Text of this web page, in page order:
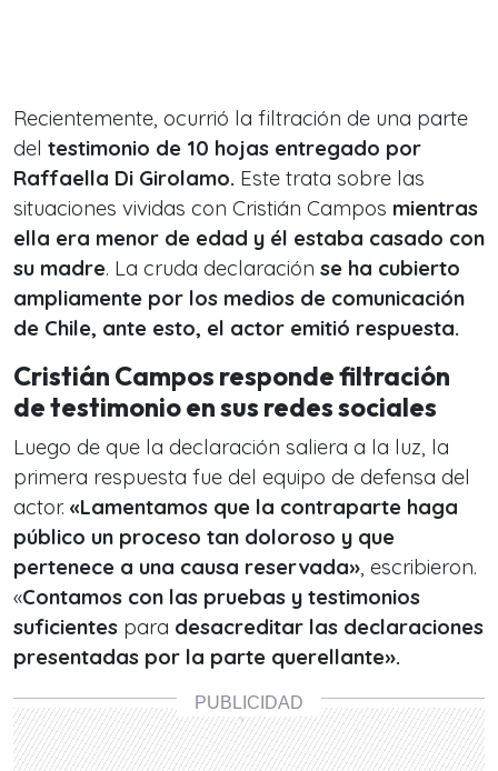
Recientemente, ocurrió la filtración de una parte
del testimonio de 10 hojas entregado por
Raffaella Di Girolamo. Este trata sobre las
situaciones vividas con Cristián Campos mientras
ella era menor de edad y él estaba casado con
su madre. La cruda declaración se ha cubierto
ampliamente por los medios de comunicación
de Chile, ante esto, el actor emitió respuesta.
Cristián Campos responde filtración
de testimonio en sus redes sociales
Luego de que la declaración saliera a la luz, la
primera respuesta fue del equipo de defensa del
actor. «Lamentamos que la contraparte haga
público un proceso tan doloroso y que
pertenece a una causa reservada», escribieron.
«Contamos con las pruebas y testimonios
suficientes para desacreditar las declaraciones
presentadas por la parte querellante».